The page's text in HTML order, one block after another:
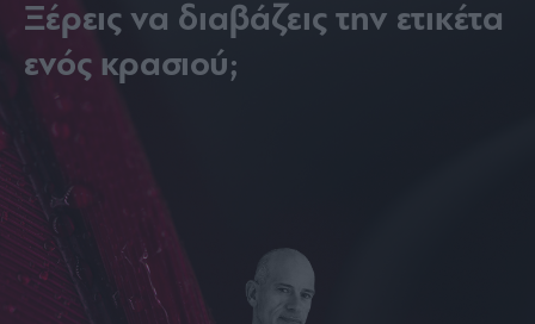
Ξέρεις να διαβάζεις την ετικέτα
ενός κρασιού;